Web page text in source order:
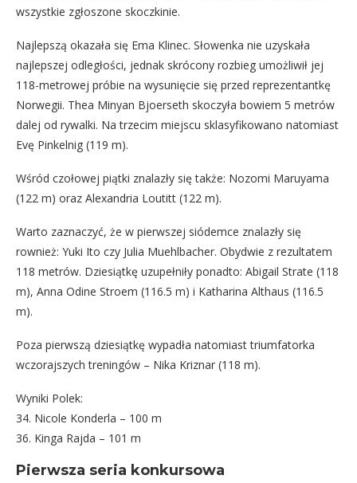
wszystkie zgłoszone skoczkinie.
Najlepszą okazała się Ema Klinec. Słowenka nie uzyskała
najlepszej odległości, jednak skrócony rozbieg umożliwił jej
118-metrowej próbie na wysunięcie się przed reprezentantkę
Norwegii. Thea Minyan Bjoerseth skoczyła bowiem 5 metrów
dalej od rywalki. Na trzecim miejscu sklasyfikowano natomiast
Evę Pinkelnig (119 m).
Wśród czołowej piątki znalazły się także: Nozomi Maruyama
(122 m) oraz Alexandria Loutitt (122 m).
Warto zaznaczyć, że w pierwszej siódemce znalazły się
rownież: Yuki Ito czy Julia Muehlbacher. Obydwie z rezultatem
118 metrów. Dziesiątkę uzupełniły ponadto: Abigail Strate (118
m), Anna Odine Stroem (116.5 m) i Katharina Althaus (116.5
m).
Poza pierwszą dziesiątkę wypadła natomiast triumfatorka
wczorajszych treningów – Nika Kriznar (118 m).
Wyniki Polek:
34. Nicole Konderla – 100 m
36. Kinga Rajda – 101 m
Pierwsza seria konkursowa